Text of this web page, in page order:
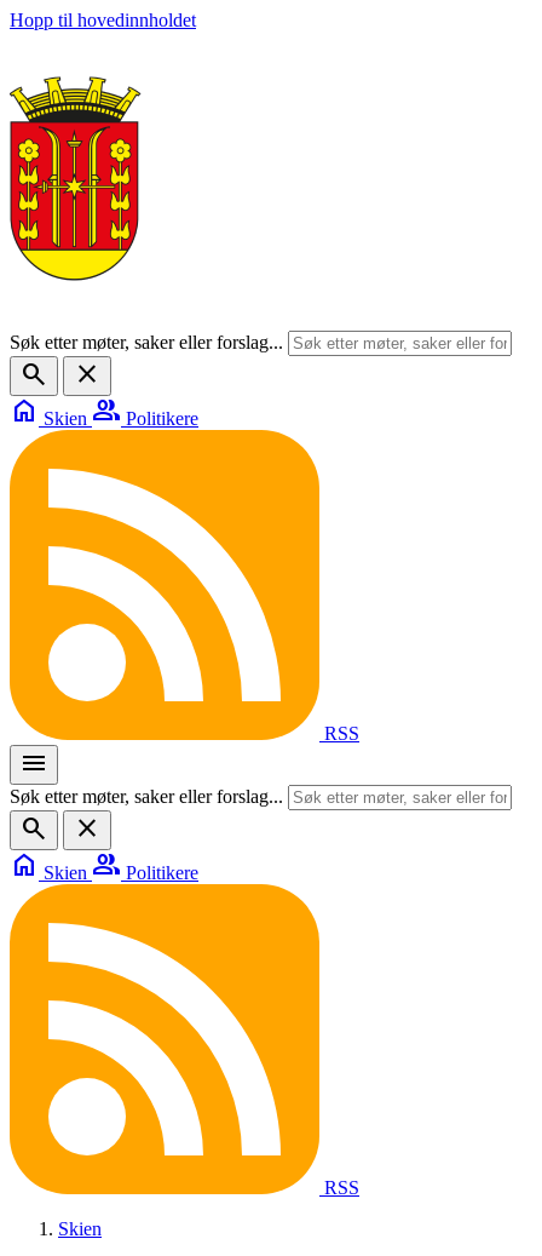
Hopp til hovedinnholdet
Søk etter møter, saker eller forslag...
search
close
home Skien group Politikere
RSS
menu
Søk etter møter, saker eller forslag...
search
close
home Skien group Politikere
RSS
Skien